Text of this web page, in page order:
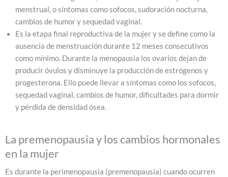
menstrual, o síntomas como sofocos, sudoración nocturna,
cambios de humor y sequedad vaginal.
Es la etapa final reproductiva de la mujer y se define como la
ausencia de menstruación durante 12 meses consecutivos
como mínimo. Durante la menopausia los ovarios dejan de
producir óvulos y disminuye la producción de estrógenos y
progesterona. Ello puede llevar a síntomas como los sofocos,
sequedad vaginal, cambios de humor, dificultades para dormir
y pérdida de densidad ósea.
La premenopausia y los cambios hormonales
en la mujer
Es durante la perimenopausia (premenopausia) cuando ocurren